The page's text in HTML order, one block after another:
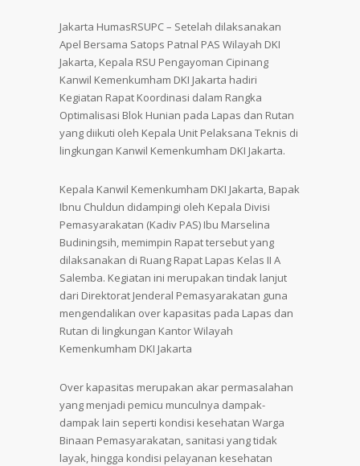
Jakarta HumasRSUPC – Setelah dilaksanakan
Apel Bersama Satops Patnal PAS Wilayah DKI
Jakarta, Kepala RSU Pengayoman Cipinang
Kanwil Kemenkumham DKI Jakarta hadiri
Kegiatan Rapat Koordinasi dalam Rangka
Optimalisasi Blok Hunian pada Lapas dan Rutan
yang diikuti oleh Kepala Unit Pelaksana Teknis di
lingkungan Kanwil Kemenkumham DKI Jakarta.
Kepala Kanwil Kemenkumham DKI Jakarta, Bapak
Ibnu Chuldun didampingi oleh Kepala Divisi
Pemasyarakatan (Kadiv PAS) Ibu Marselina
Budiningsih, memimpin Rapat tersebut yang
dilaksanakan di Ruang Rapat Lapas Kelas II A
Salemba. Kegiatan ini merupakan tindak lanjut
dari Direktorat Jenderal Pemasyarakatan guna
mengendalikan over kapasitas pada Lapas dan
Rutan di lingkungan Kantor Wilayah
Kemenkumham DKI Jakarta
Over kapasitas merupakan akar permasalahan
yang menjadi pemicu munculnya dampak-
dampak lain seperti kondisi kesehatan Warga
Binaan Pemasyarakatan, sanitasi yang tidak
layak, hingga kondisi pelayanan kesehatan